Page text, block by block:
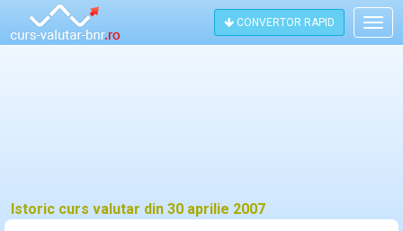
CONVERTOR RAPID
Istoric curs valutar din 30 aprilie 2007